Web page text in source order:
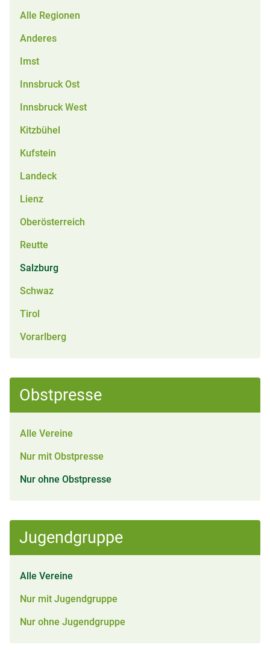
Alle Regionen
Anderes
Imst
Innsbruck Ost
Innsbruck West
Kitzbühel
Kufstein
Landeck
Lienz
Oberösterreich
Reutte
Salzburg
Schwaz
Tirol
Vorarlberg
Obstpresse
Alle Vereine
Nur mit Obstpresse
Nur ohne Obstpresse
Jugendgruppe
Alle Vereine
Nur mit Jugendgruppe
Nur ohne Jugendgruppe